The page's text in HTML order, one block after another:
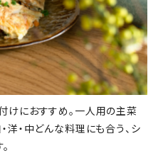
けにおすすめ。一人用の主菜
洋・中どんな料理にも合う、シ